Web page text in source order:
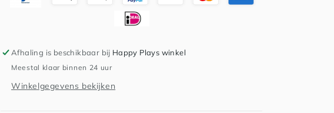
Afhaling is beschikbaar bij Happy Plays winkel
Meestal klaar binnen 24 uur
Winkelgegevens bekijken